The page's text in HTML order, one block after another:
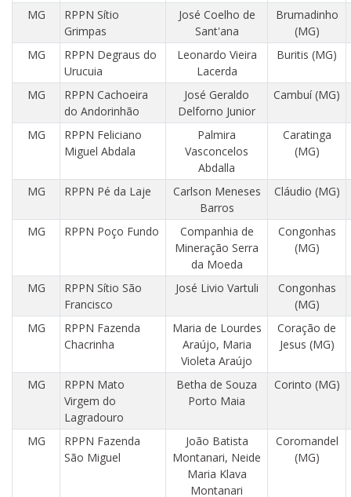
MG
RPPN Sítio
Grimpas
José Coelho de
Sant'ana
Brumadinho
(MG)
MG
RPPN Degraus do
Urucuia
Leonardo Vieira
Lacerda
Buritis (MG)
MG
RPPN Cachoeira
do Andorinhão
José Geraldo
Delforno Junior
Cambuí (MG)
MG
RPPN Feliciano
Miguel Abdala
Palmira
Vasconcelos
Abdalla
Caratinga
(MG)
MG RPPN Pé da Laje
Carlson Meneses
Barros
Cláudio (MG)
MG RPPN Poço Fundo
Companhia de
Mineração Serra
da Moeda
Congonhas
(MG)
MG
RPPN Sítio São
Francisco
José Livio Vartuli
Congonhas
(MG)
MG
RPPN Fazenda
Chacrinha
Maria de Lourdes
Araújo, Maria
Violeta Araújo
Coração de
Jesus (MG)
MG
RPPN Mato
Virgem do
Lagradouro
Betha de Souza
Porto Maia
Corinto (MG)
MG
RPPN Fazenda
São Miguel
João Batista
Montanari, Neide
Maria Klava
Montanari
Coromandel
(MG)